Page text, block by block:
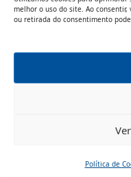
melhor o uso do site. Ao
ou retirada do consentimento
Política de
© 2026 - TODOS